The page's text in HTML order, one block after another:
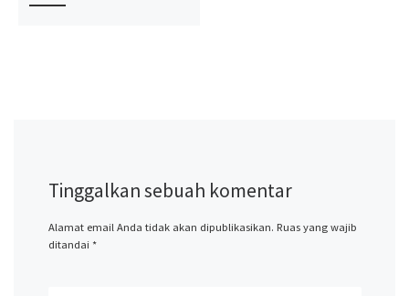
Tinggalkan sebuah komentar
Alamat email Anda tidak akan dipublikasikan. Ruas yang wajib
ditandai *